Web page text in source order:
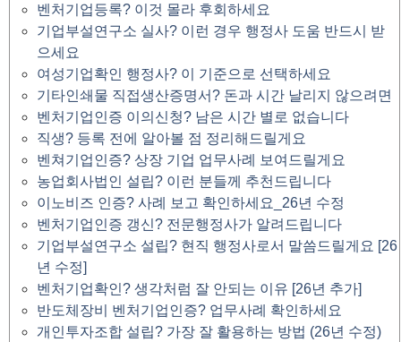
벤처기업등록? 이것 몰라 후회하세요
기업부설연구소 실사? 이런 경우 행정사 도움 반드시 받
으세요
여성기업확인 행정사? 이 기준으로 선택하세요
기타인쇄물 직접생산증명서? 돈과 시간 날리지 않으려면
벤처기업인증 이의신청? 남은 시간 별로 없습니다
직생? 등록 전에 알아볼 점 정리해드릴게요
벤쳐기업인증? 상장 기업 업무사례 보여드릴게요
농업회사법인 설립? 이런 분들께 추천드립니다
이노비즈 인증? 사례 보고 확인하세요_26년 수정
벤처기업인증 갱신? 전문행정사가 알려드립니다
기업부설연구소 설립? 현직 행정사로서 말씀드릴게요 [26
년 수정]
벤처기업확인? 생각처럼 잘 안되는 이유 [26년 추가]
반도체장비 벤처기업인증? 업무사례 확인하세요
개인투자조합 설립? 가장 잘 활용하는 방법 (26년 수정)